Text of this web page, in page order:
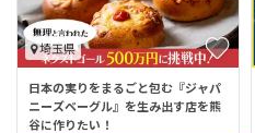
埼玉県
日本の実りをまるごと包む『ジャパ
ニーズベーグル』を生み出す店を熊
谷に作りたい！